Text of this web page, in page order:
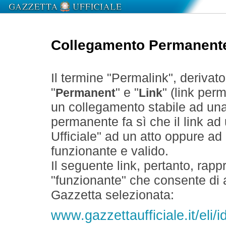
Collegamento
Il termine "Permalink",
" Permanent" e " Link" (link
un collegamento stabile ad
permanente fa sì che il link
Ufficiale" ad un atto oppure
funzionante e valido.
Il seguente link, pertanto,
"funzionante" che consente
Gazzetta selezionata:
www.gazzettaufficiale.it/eli/